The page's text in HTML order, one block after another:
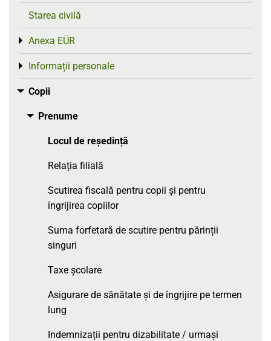
Starea civilă
Anexa EÜR
Toggle menu
Informații personale
Toggle menu
Copii
Toggle menu
Prenume
Toggle menu
Locul de reședință
Relația filială
Scutirea fiscală pentru copii și pentru
îngrijirea copiilor
Suma forfetară de scutire pentru părinții
singuri
Taxe școlare
Asigurare de sănătate și de îngrijire pe termen
lung
Indemnizații pentru dizabilitate / urmași